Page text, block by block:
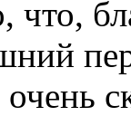
очень